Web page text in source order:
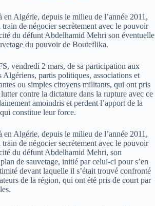
Algérie, depuis le milieu de l’année 2011,
de négocier secrètement avec le pouvoir
du défunt Abdelhamid Mehri son éventuelle
du pouvoir de Bouteflika.
vendredi 2 mars, de sa participation aux
Algériens, partis politiques, associations et
ou simples citoyens militants, qui ont pris
contre la dictature dans la rupture avec ce
amoindris et perdent l’apport de la
constitue leur force.
Algérie, depuis le milieu de l’année 2011,
de négocier secrètement avec le pouvoir
du défunt Abdelhamid Mehri, son
de sauvetage, initié par celui-ci pour s’en
devant laquelle il s’était trouvé confronté
de la région, qui ont été pris de court par